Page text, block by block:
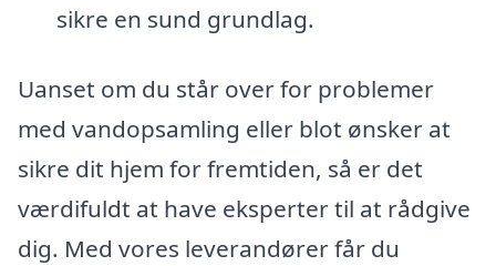
sikre en sund grundlag.
Uanset om du står over for problemer
med vandopsamling eller blot ønsker at
sikre dit hjem for fremtiden, så er det
værdifuldt at have eksperter til at rådgive
dig. Med vores leverandører får du